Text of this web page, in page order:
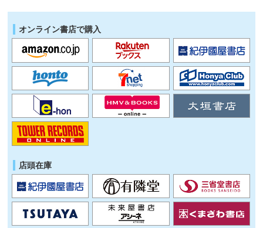
オンライン書店で購入
店頭在庫